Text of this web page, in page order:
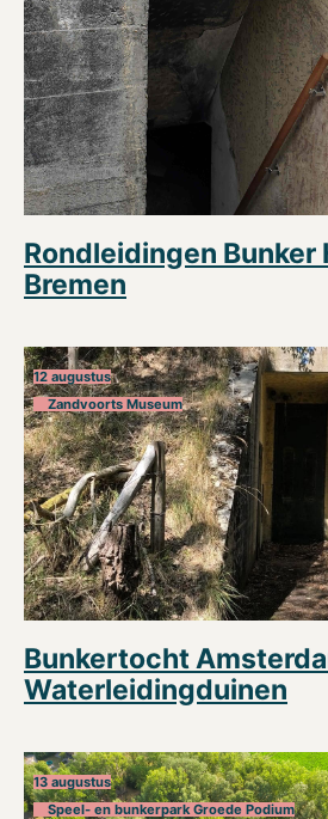
Rondleidingen Bunker
Bremen
12 augustus
Zandvoorts Museum
Bunkertocht
Waterleidingduinen
13 augustus
Speel- en bunkerpark Groede Podium